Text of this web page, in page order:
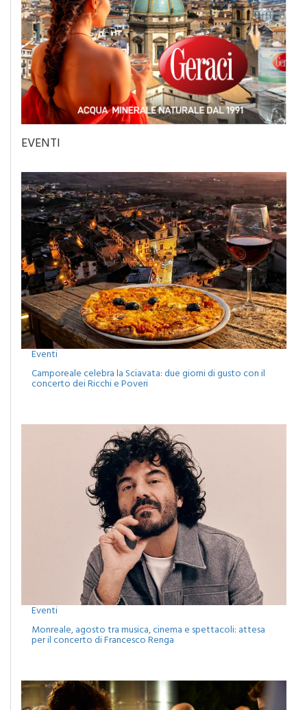
EVENTI
Eventi
Camporeale celebra la Sciavata: due giorni di gusto con il
concerto dei Ricchi e Poveri
Eventi
Monreale, agosto tra musica, cinema e spettacoli: attesa
per il concerto di Francesco Renga